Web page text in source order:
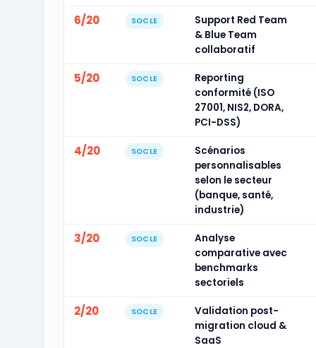
6/20 SOCLE
Support Red Team
& Blue Team
collaboratif
5/20 SOCLE
Reporting
conformité (ISO
27001, NIS2, DORA,
PCI-DSS)
4/20 SOCLE
Scénarios
personnalisables
selon le secteur
(banque, santé,
industrie)
3/20 SOCLE
Analyse
comparative avec
benchmarks
sectoriels
2/20 SOCLE
Validation post-
migration cloud &
SaaS